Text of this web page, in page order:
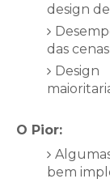
design
das
O Pior:
bem